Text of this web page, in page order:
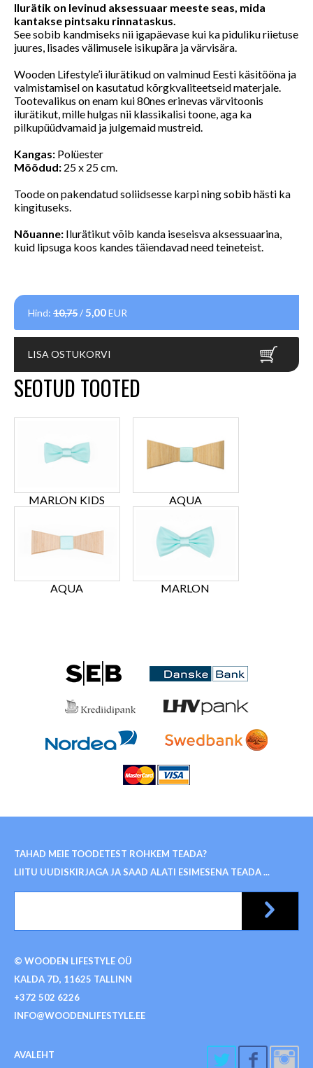
Ilurätik on levinud aksessuaar meeste seas, mida
kantakse pintsaku rinnataskus.
See sobib kandmiseks nii igapäevase kui ka piduliku riietuse
juures, lisades välimusele isikupära ja värvisära.
Wooden Lifestyle’i ilurätikud on valminud Eesti käsitööna ja
valmistamisel on kasutatud kõrgkvaliteetseid materjale.
Tootevalikus on enam kui 80nes erinevas värvitoonis
ilurätikut, mille hulgas nii klassikalisi toone, aga ka
pilkupüüdvamaid ja julgemaid mustreid.
Kangas: Polüester
Mõõdud: 25 x 25 cm.
Toode on pakendatud soliidsesse karpi ning sobib hästi ka
kingituseks.
Nõuanne: Ilurätikut võib kanda iseseisva aksessuaarina,
kuid lipsuga koos kandes täiendavad need teineteist.
Hind: 10,75/ 5,00EUR
LISA OSTUKORVI
SEOTUD TOOTED
MARLON KIDS AQUA
AQUA MARLON
TAHAD MEIE TOODETEST ROHKEM TEADA?
LIITU UUDISKIRJAGA JA SAAD ALATI ESIMESENA TEADA ...
© WOODEN LIFESTYLE OÜ
KALDA 7D, 11625 TALLINN
+372 502 6226
INFO@WOODENLIFESTYLE.EE
AVALEHT